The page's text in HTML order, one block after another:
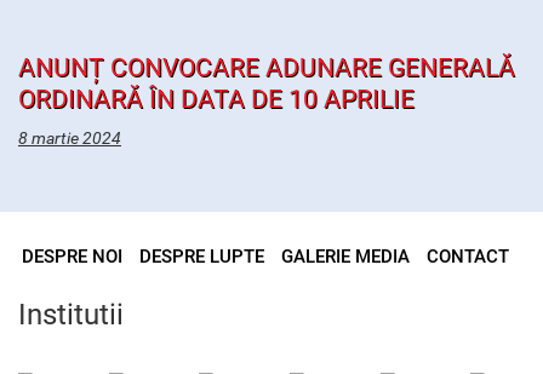
ANUNȚ CONVOCARE ADUNARE GENERALĂ
ORDINARĂ ÎN DATA DE 10 APRILIE
8 martie 2024
DESPRE NOI DESPRE LUPTE GALERIE MEDIA CONTACT
Institutii